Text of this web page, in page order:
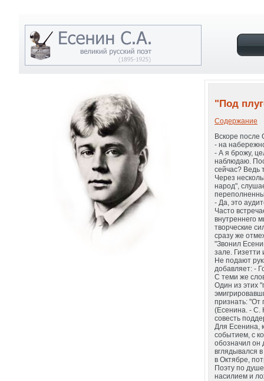
"Под
Содержание
Вскоре после
- на
- А я брожу,
наблюдаю.
сейчас? Ведь
Через
народ",
- Да, это
Часто
внутреннего
творческие
сразу же
"Звонил
зале. Гизетти
Не подают
добавляет: -
С теми же
Один из этих
признать: "От
(Есенина. - С.
совесть
Для Есенина,
событием, с
обозначил он
вглядывался
в Октябре,
Поэту по
насилием и